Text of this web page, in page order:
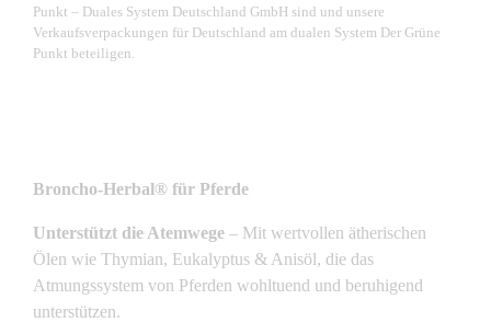
Punkt – Duales System Deutschland GmbH sind und unsere
Verkaufsverpackungen für Deutschland am dualen System Der Grüne
Punkt beteiligen.
Broncho-Herbal® für Pferde
Unterstützt die Atemwege – Mit wertvollen ätherischen
Ölen wie Thymian, Eukalyptus & Anisöl, die das
Atmungssystem von Pferden wohltuend und beruhigend
unterstützen.